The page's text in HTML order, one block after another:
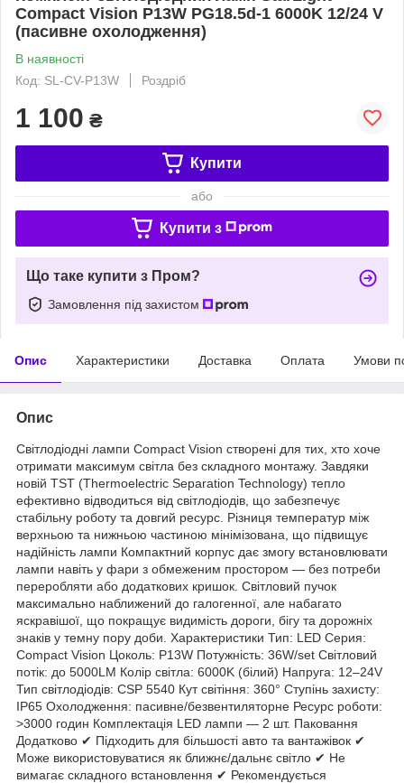
Compact Vision P13W PG18.5d-1 6000K 12/24 V
(пасивне охолодження)
В наявності
Код: SL-CV-P13W
Роздріб
1 100 ₴
Купити
або
Купити з
Що таке купити з Пром?
Замовлення під захистом
Опис Характеристики Доставка Оплата Умови
Опис
Світлодіодні лампи Compact Vision створені для тих, хто хоче
отримати максимум світла без складного монтажу. Завдяки
новій TST (Thermoelectric Separation Technology) тепло
ефективно відводиться від світлодіодів, що забезпечує
стабільну роботу та довгий ресурс. Різниця температур між
верхньою та нижньою частиною мінімізована, що підвищує
надійність лампи Компактний корпус дає змогу встановлювати
лампи навіть у фари з обмеженим простором — без потреби
переробляти або додаткових кришок. Світловий пучок
максимально наближений до галогенної, але набагато
яскравішої, що покращує видимість дороги, бігу та дорожніх
знаків у темну пору доби. Характеристики Тип: LED Серия:
Compact Vision Цоколь: P13W Потужність: 36W/set Світловий
потік: до 5000LM Колір світла: 6000K (білий) Напруга: 12–24V
Тип світлодіодів: CSP 5540 Кут світіння: 360° Ступінь захисту:
IP65 Охолодження: пасивне/безвентиляторне Ресурс роботи:
>3000 годин Комплектація LED лампи — 2 шт. Паковання
Додатково ✔ Підходить для більшості авто та вантажівок ✔
Може використовуватися як ближнє/дальнє світло ✔ Не
вимагає складного встановлення ✔ Рекомендується